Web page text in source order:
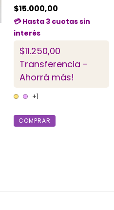
$15.000,00
$11.250,00
Transferencia -
Ahorrá más!
+1
COMPRAR